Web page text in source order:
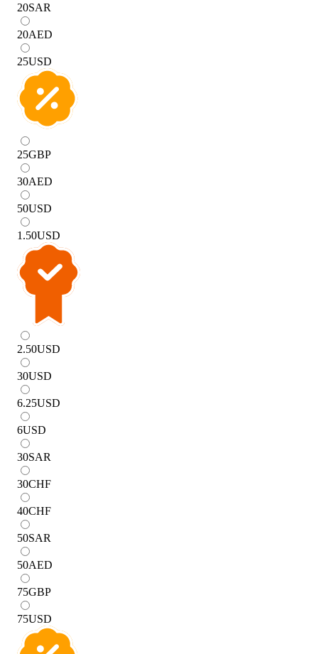
20SAR
20AED
25USD
25GBP
30AED
50USD
1.50USD
2.50USD
30USD
6.25USD
6USD
30SAR
30CHF
40CHF
50SAR
50AED
75GBP
75USD